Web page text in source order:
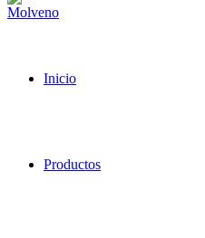
Inicio
Productos